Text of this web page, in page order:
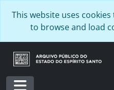
This website uses
to browse and load